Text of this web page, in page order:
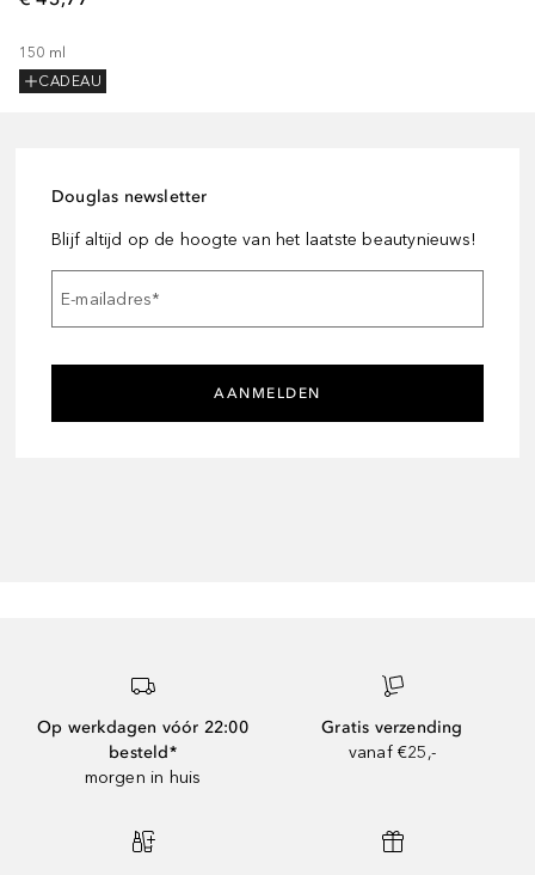
150 ml
CADEAU
Douglas newsletter
Blijf altijd op de hoogte van het laatste beautynieuws!
E-mailadres*
AANMELDEN
Op werkdagen vóór 22:00
besteld*
morgen in huis
Gratis verzending
vanaf €25,-